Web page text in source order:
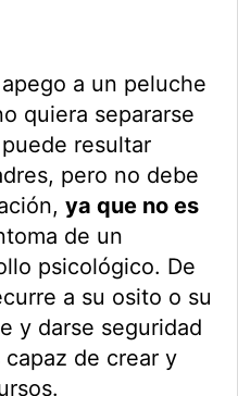
a un peluche
quiera separarse
resultar
pero no debe
ya que no es
de un
psicológico. De
a su osito o su
y darse seguridad
de crear y